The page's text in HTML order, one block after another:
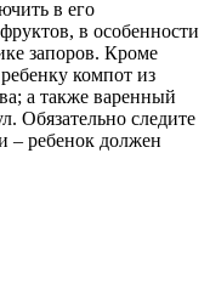
в его
в особенности
запоров. Кроме
компот из
а также варенный
Обязательно следите
– ребенок должен